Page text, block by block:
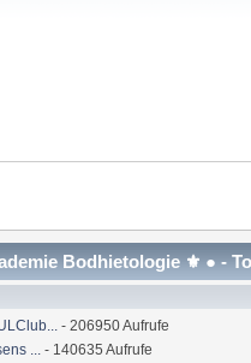
Bodhietologie ⚜ ● -
- 206950 Aufrufe
...
- 140635 Aufrufe